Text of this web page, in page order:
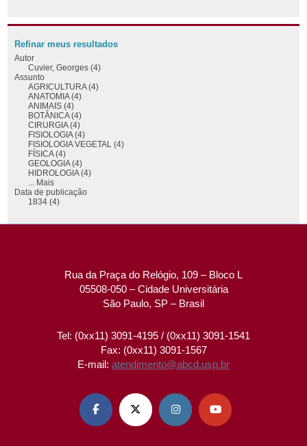
Refinar meus resultados
Autor
Cuvier, Georges (4)
Assunto
AGRICULTURA (4)
ANATOMIA (4)
ANIMAIS (4)
BOTÂNICA (4)
CIRURGIA (4)
FISIOLOGIA (4)
FISIOLOGIA VEGETAL (4)
FÍSICA (4)
GEOLOGIA (4)
HIDROLOGIA (4)
... Mais
Data de publicação
1834 (4)
Rua da Praça do Relógio, 109 – Bloco L
05508-050 – Cidade Universitária
São Paulo, SP – Brasil
Tel: (0xx11) 3091-4195 / (0xx11) 3091-1541
Fax: (0xx11) 3091-1567
E-mail: atendimento@abcd.usp.br
   